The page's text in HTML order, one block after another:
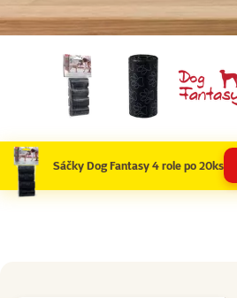
Sáčky Dog Fantasy 4 role po 20ks